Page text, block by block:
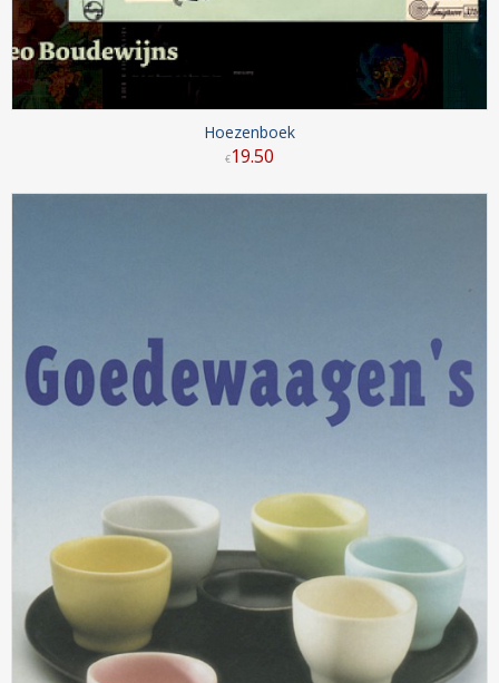
Hoezenboek
€19.50